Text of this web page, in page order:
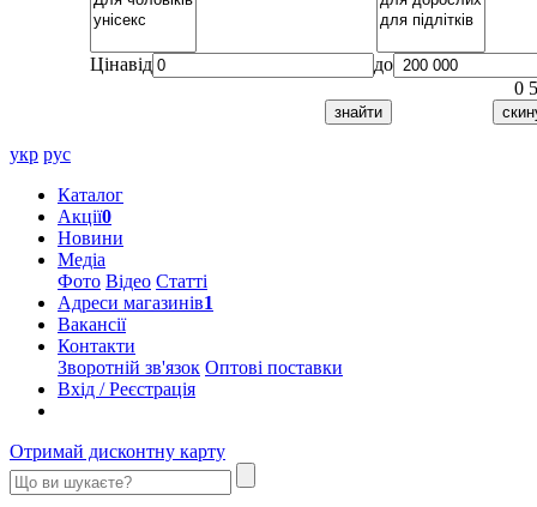
Цінавід
до
0
укр рус
Каталог
Акції0
Новини
Медіа
Фото Відео Статті
Адреси магазинів1
Вакансії
Контакти
Зворотній зв'язок Оптові поставки
Вхід / Реєстрація
Отримай дисконтну карту